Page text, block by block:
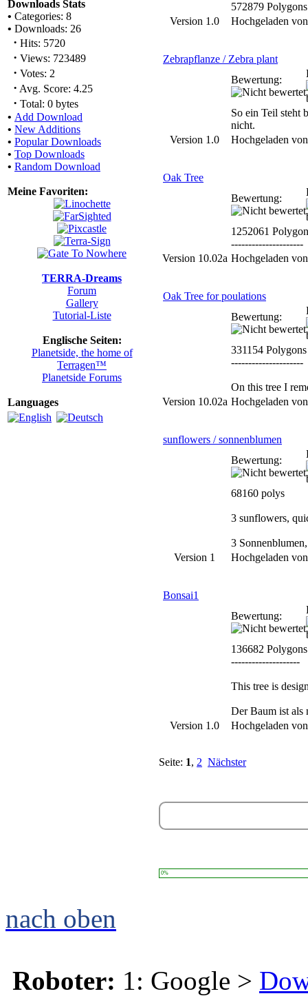
Downloads Stats
• Categories: 8
• Downloads: 26
· Hits: 5720
· Views: 723489
· Votes: 2
· Avg. Score: 4.25
· Total: 0 bytes
• Add Download
• New Additions
• Popular Downloads
• Top Downloads
• Random Download
Meine Favoriten:
TERRA-Dreams
Forum
Gallery
Tutorial-Liste
Englische Seiten:
Planetside, the home of
Terragen™
Planetside Forums
Languages
572879 Polygons
Version 1.0
Hochgeladen
Zebrapflanze / Zebra plant
Bewertung:
So ein Teil steht
nicht.
Version 1.0
Hochgeladen
Oak Tree
Bewertung:
1252061
---------------------
Version 10.02a Hochgeladen
Oak Tree for poulations
Bewertung:
331154 Polygons
---------------------
On this tree I
Version 10.02a Hochgeladen
sunflowers / sonnenblumen
Bewertung:
68160 polys
3 sunflowers,
3
Version 1
Hochgeladen
Bonsai1
Bewertung:
136682 Polygons
--------------------
This tree is
Der Baum ist als
Version 1.0
Hochgeladen
Seite: 1, 2 Nächster
0%
nach oben
Roboter: 1: Google >